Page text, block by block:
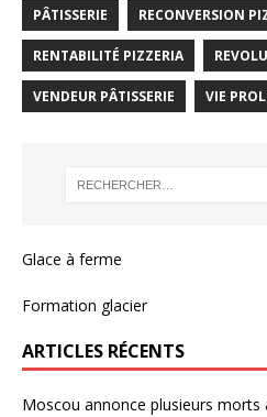
PÂTISSERIE RECONVERSION
RENTABILITÉ PIZZERIA
VENDEUR PÂTISSERIE VIE
Glace à ferme
Formation glacier
ARTICLES RÉCENTS
Moscou annonce plusieurs morts